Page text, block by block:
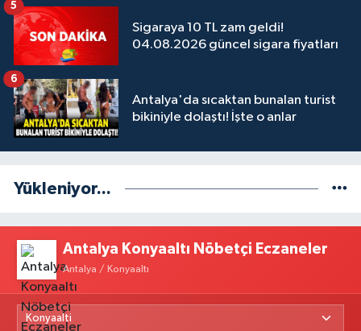
Sigaraya 10 TL zam geldi!
04.08.2026 güncel sigara fiyatları
5
Antalya'da sıcaktan bunalan turist
bikiniyle dolaştı! İşte o anlar
6
Yükleniyor...
Antalya Konyaaltı Nöbetçi Eczaneler
Antalya / Konyaaltı